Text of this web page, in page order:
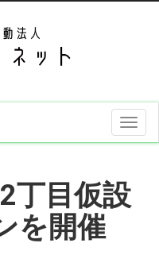
T
o
g
n
a
丁目仮設
を開催